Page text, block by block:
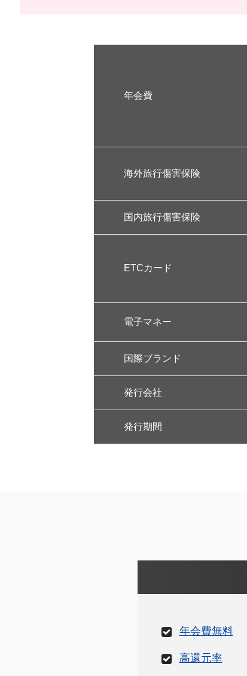
年会費
海外旅行傷害保険
国内旅行傷害保険
ETCカード
電子マネー
国際ブランド
発行会社
発行期間
年会費無料
高還元率